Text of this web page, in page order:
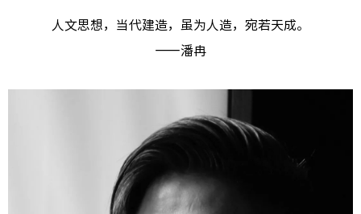
人文思想，当代建造，虽为人造，宛若天成。
——潘冉